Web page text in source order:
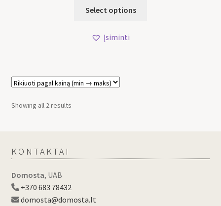
Select options
Įsiminti
Showing all 2 results
KONTAKTAI
Domosta, UAB
+370 683 78432
domosta@domosta.lt